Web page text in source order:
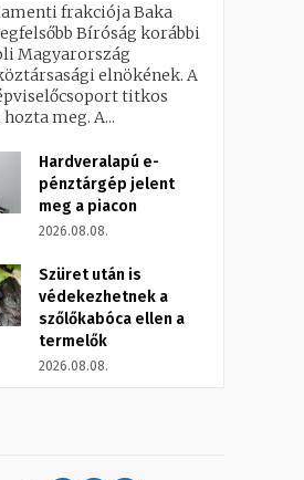
frakciója Baka
Bíróság korábbi
Magyarország
elnökének. A
titkos
meg. A...
Hardveralapú e-
pénztárgép jelent
meg a piacon
2026.08.08.
Szüret után is
védekezhetnek a
szőlőkabóca ellen a
termelők
2026.08.08.